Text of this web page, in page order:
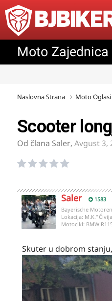
Moto Zajednica
Naslovna Strana Moto Oglasi
Scooter
Od člana Saler, Avgust 3,
Saler 1583
Bayerische
Lokacija:
Motocikl: BMW
Skuter u dobrom